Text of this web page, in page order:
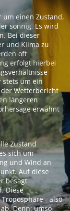
um einen Zustand,
sonnig. Es wird
Bei dieser
und Klima zu
oft
erfolgt hierbei
stets um ein
Wetterbericht
längeren
erwähnt
Zustand
sich um
und Wind an
Auf diese
besagt
Diese
- also
Denn: umso